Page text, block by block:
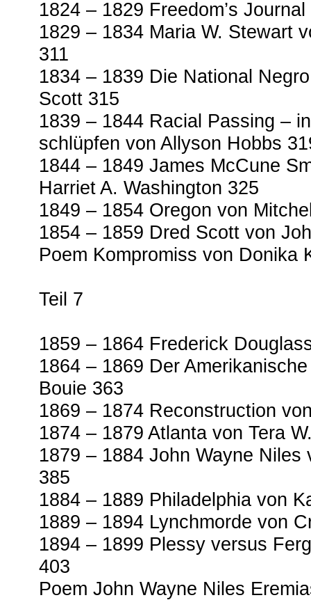
1824 – 1829 Freedom’s
1829 – 1834 Maria W. Stewart
311
1834 – 1839 Die National
Scott 315
1839 – 1844 Racial Passing –
schlüpfen von Allyson Hobbs
1844 – 1849 James McCune
Harriet A. Washington 325
1849 – 1854 Oregon von
1854 – 1859 Dred Scott von
Poem Kompromiss von Donika
Teil 7
1859 – 1864 Frederick
1864 – 1869 Der
Bouie 363
1869 – 1874 Reconstruction
1874 – 1879 Atlanta von Tera
1879 – 1884 John Wayne Niles
385
1884 – 1889 Philadelphia von
1889 – 1894 Lynchmorde von
1894 – 1899 Plessy versus
403
Poem John Wayne Niles